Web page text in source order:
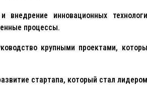
внедрение инновационных
процессы.
крупными проектами,
стартапа, который стал